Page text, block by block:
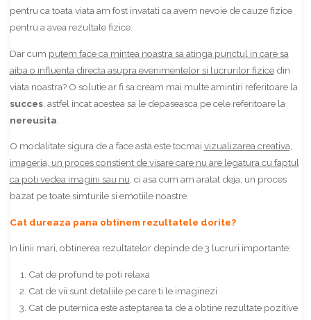
pentru ca toata viata am fost invatati ca avem nevoie de cauze fizice
pentru a avea rezultate fizice.
Dar cum putem face ca mintea noastra sa atinga punctul in care sa
aiba o influenta directa asupra evenimentelor si lucrurilor fizicedin
viata noastra? O solutie ar fi sa cream mai multe amintiri referitoare la
succes, astfel incat acestea sa le depaseasca pe cele referitoare la
nereusita
O modalitate sigura de a face asta este tocmai vizualizarea creativa,
imageria, un proces constient de visare care nu are legatura cu faptul
ca poti vedea imagini sau nu , ci asa cum am aratat deja, un proces
bazat pe toate simturile si emotiile noastre.
Cat dureaza pana obtinem rezultatele dorite?
In linii mari, obtinerea rezultatelor depinde de 3 lucruri importante:
Cat de profund te poti relaxa
Cat de vii sunt detaliile pe care ti le imaginezi
Cat de puternica este asteptarea ta de a obtine rezultate pozitive